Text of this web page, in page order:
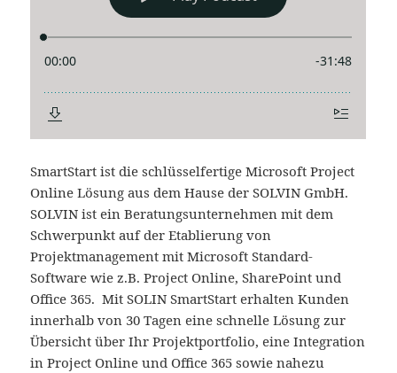
SmartStart ist die schlüsselfertige Microsoft Project
Online Lösung aus dem Hause der SOLVIN GmbH.
SOLVIN ist ein Beratungsunternehmen mit dem
Schwerpunkt auf der Etablierung von
Projektmanagement mit Microsoft Standard-
Software wie z.B. Project Online, SharePoint und
Office 365. Mit SOLIN SmartStart erhalten Kunden
innerhalb von 30 Tagen eine schnelle Lösung zur
Übersicht über Ihr Projektportfolio, eine Integration
in Project Online und Office 365 sowie nahezu